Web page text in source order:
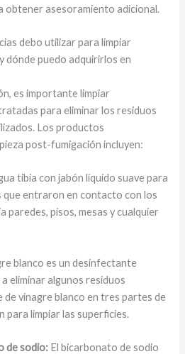
obtener asesoramiento adicional.
debo utilizar para limpiar
dónde puedo adquirirlos en
es importante limpiar
para eliminar los residuos
Los productos
post-fumigación incluyen:
tibia con jabón líquido suave para
que entraron en contacto con los
paredes, pisos, mesas y cualquier
blanco es un desinfectante
eliminar algunos residuos
de vinagre blanco en tres partes de
para limpiar las superficies.
de sodio: El bicarbonato de sodio